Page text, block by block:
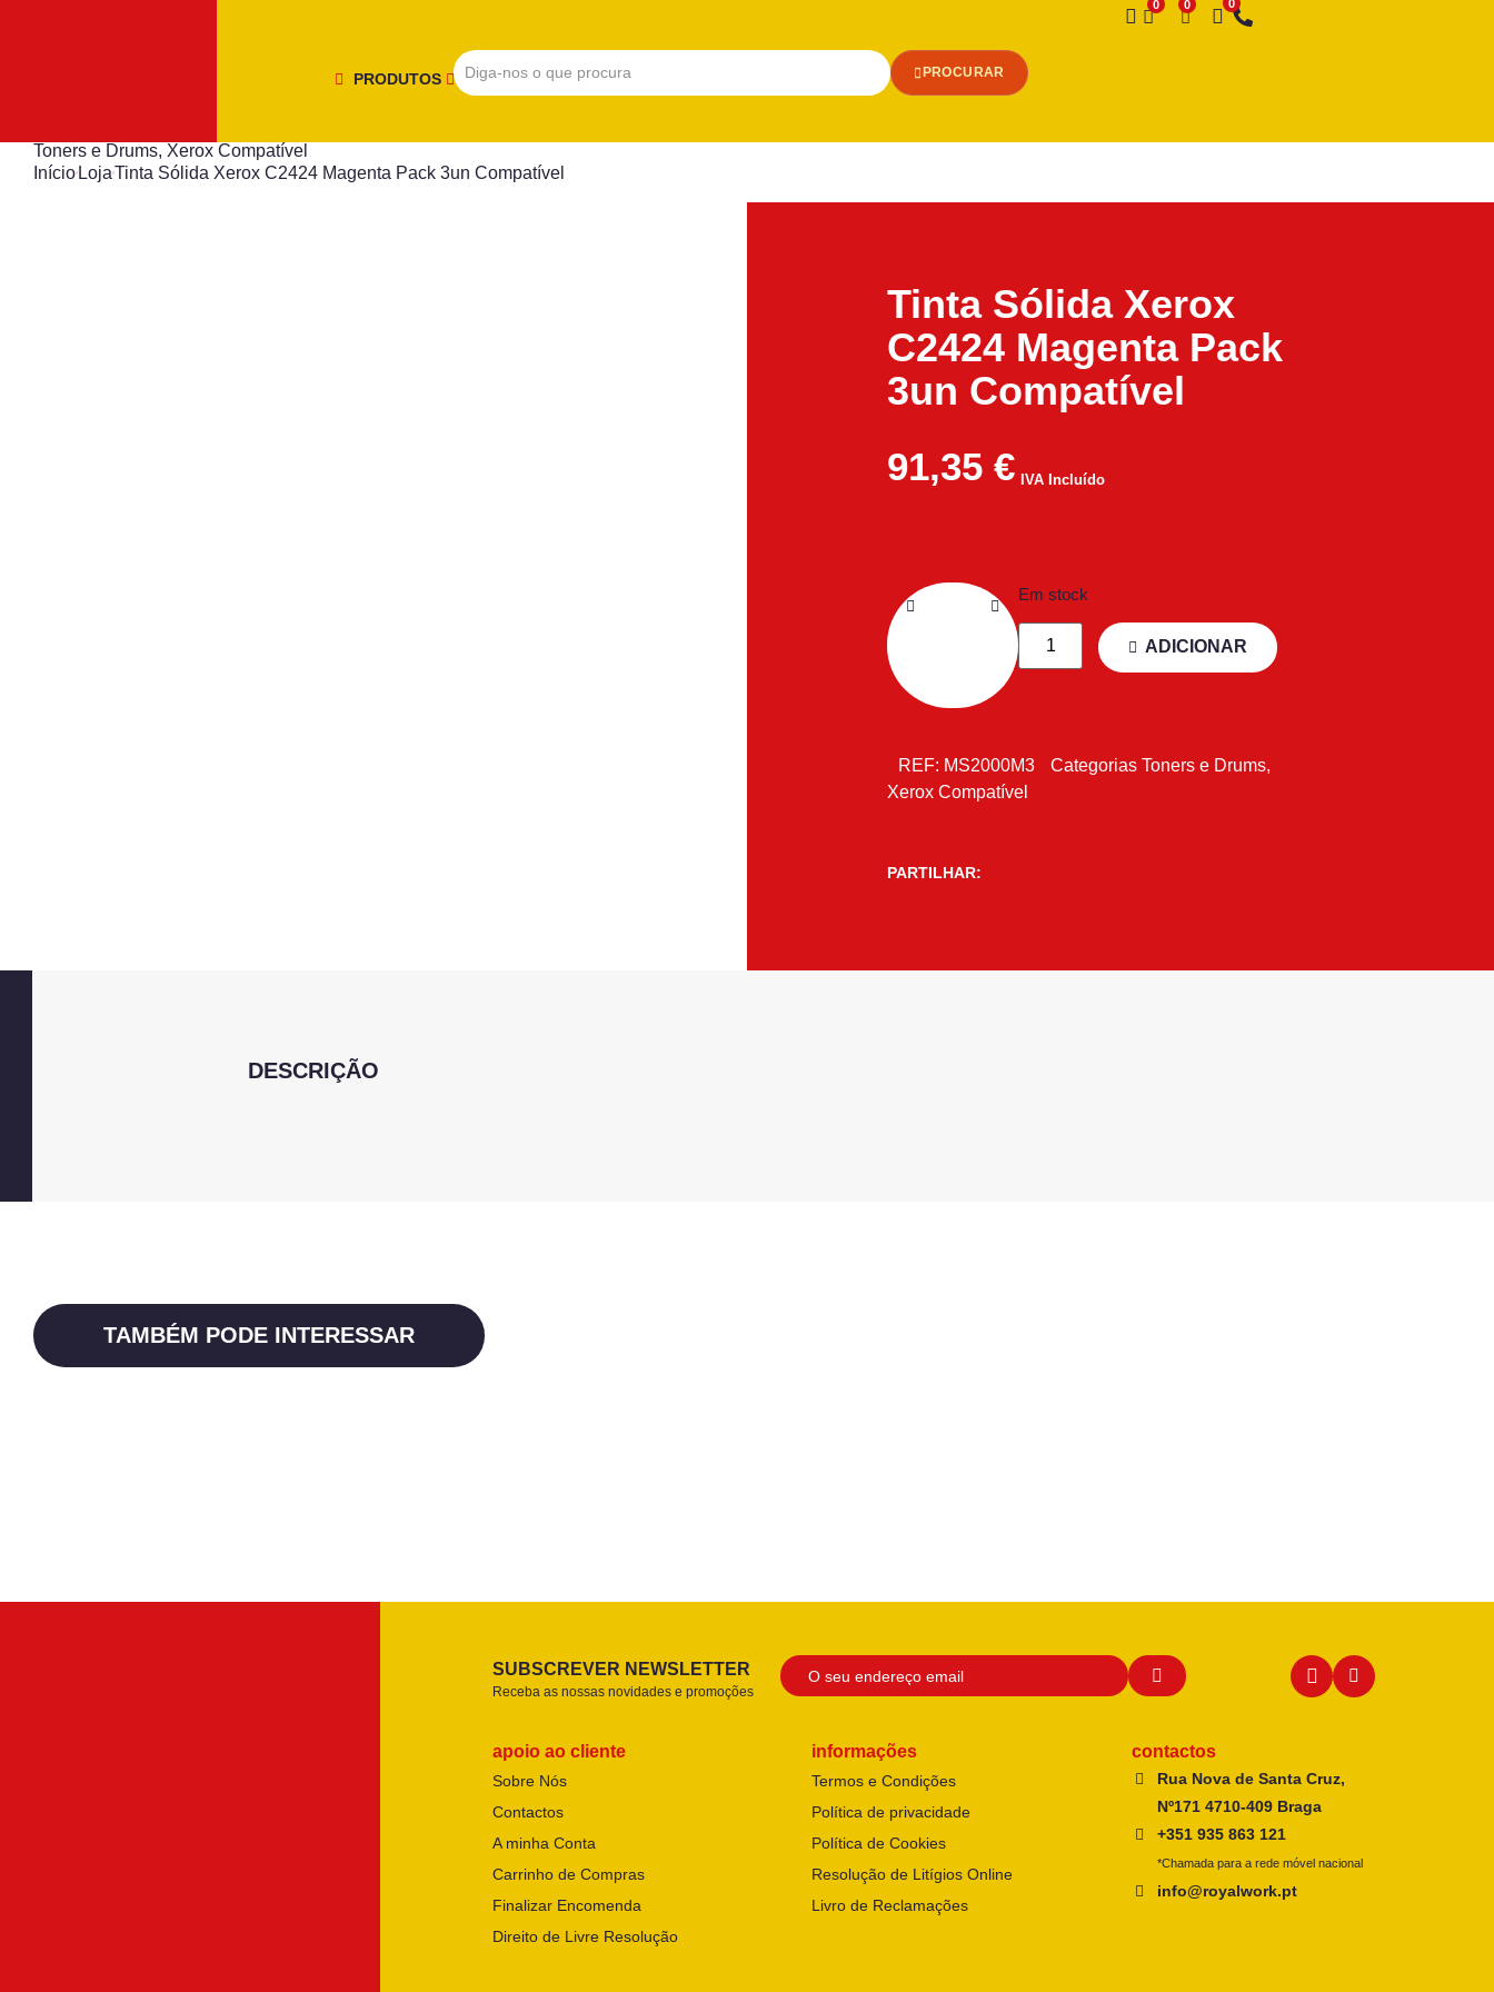
PRODUTOS PROCURAR
Desejo
Toners e Drums, Xerox Compatível
Início LojaTinta Sólida Xerox C2424 Magenta Pack 3un Compatível
Tinta Sólida Xerox
C2424 Magenta Pack
3un Compatível
91,35 € IVA Incluído
Em stock
ADICIONAR
REF: MS2000M3 Categorias Toners e Drums,
Xerox Compatível
PARTILHAR:
DESCRIÇÃO
TAMBÉM PODE INTERESSAR
SUBSCREVER NEWSLETTER
Receba as nossas novidades e promoções
apoio ao cliente
Sobre Nós
Contactos
A minha Conta
Carrinho de Compras
Finalizar Encomenda
Direito de Livre Resolução
informações
Termos e Condições
Política de privacidade
Política de Cookies
Resolução de Litígios Online
Livro de Reclamações
contactos
Rua Nova de Santa Cruz,
Nº171 4710-409 Braga
+351 935 863 121
*Chamada para a rede móvel nacional
info@royalwork.pt